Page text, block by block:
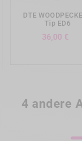
DTE
Tip ED6
36,00 €
4 andere